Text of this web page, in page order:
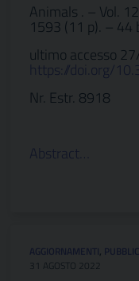
Animals . – Vol.
1593 (11 p). – 44
ultimo accesso
https://doi.org/
Nr. Estr. 8918
Abstract…
AGGIORNAMENTI,
31 AGOSTO 2022